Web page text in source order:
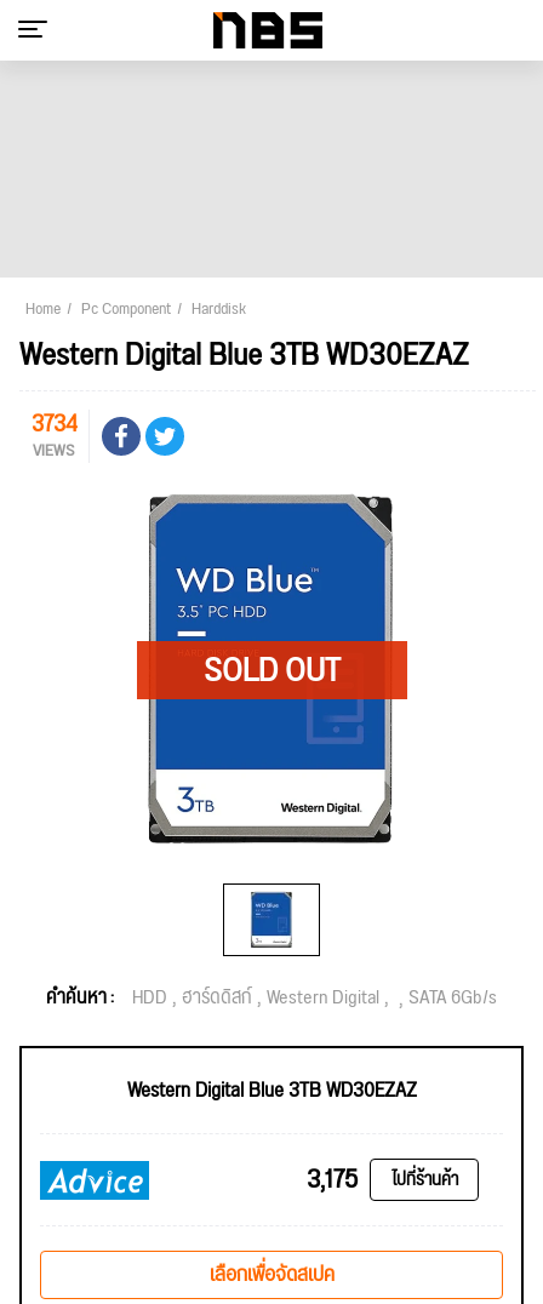
Home Pc Component Harddisk
Western Digital Blue 3TB WD30EZAZ
3734
VIEWS
คำค้นหา : HDD ฮาร์ดดิสก์ Western Digital SATA 6Gb/s
Western Digital Blue 3TB WD30EZAZ
3,175 ไปที่ร้านค้า
เลือกเพื่อจัดสเปค